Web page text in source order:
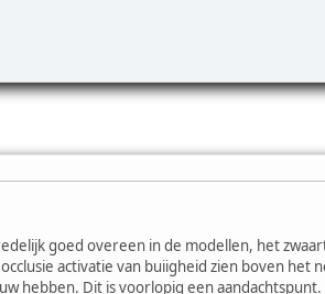
goed overeen in de modellen, het
activatie van buiigheid zien boven het
hebben. Dit is voorlopig een aandachtspunt.